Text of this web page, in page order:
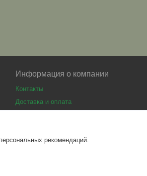
Информация о компании
Контакты
Доставка и оплата
рекомендаций.